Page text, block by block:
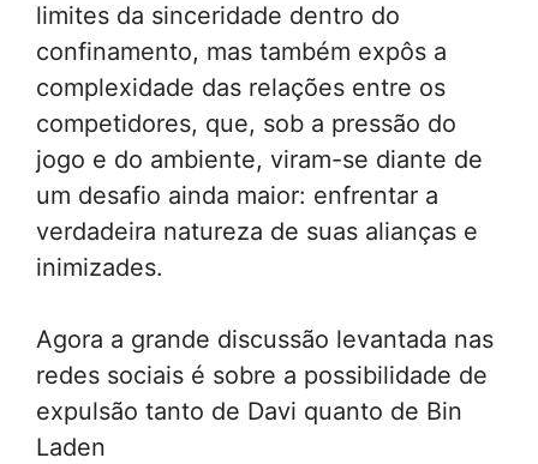
limites da sinceridade dentro do
confinamento, mas também expôs a
complexidade das relações entre os
competidores, que, sob a pressão do
jogo e do ambiente, viram-se diante de
um desafio ainda maior: enfrentar a
verdadeira natureza de suas alianças e
inimizades.
Agora a grande discussão levantada nas
redes sociais é sobre a possibilidade de
expulsão tanto de Davi quanto de Bin
Laden